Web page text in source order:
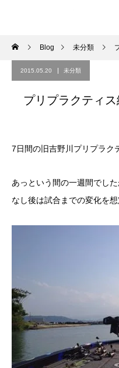
Blog 未分類
2015.05.20 未分類
プリプラクティ
7日間の旧吉野川プリプラク
あっという間の一週間でし
なし後は試合までの変化を